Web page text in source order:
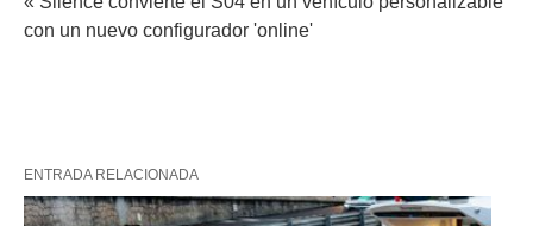
con un nuevo configurador 'online'
ENTRADA RELACIONADA